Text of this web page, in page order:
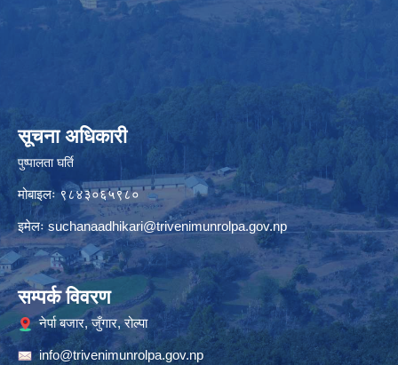
सूचना अधिकारी
पुष्पालता घर्ति
मोबाइलः ९८४३०६५९८०
इमेलःsuchanaadhikari@trivenimunrolpa.gov.np
सम्पर्क विवरण
नेर्पा बजार, जुँगार, रोल्पा
info@trivenimunrolpa.gov.np